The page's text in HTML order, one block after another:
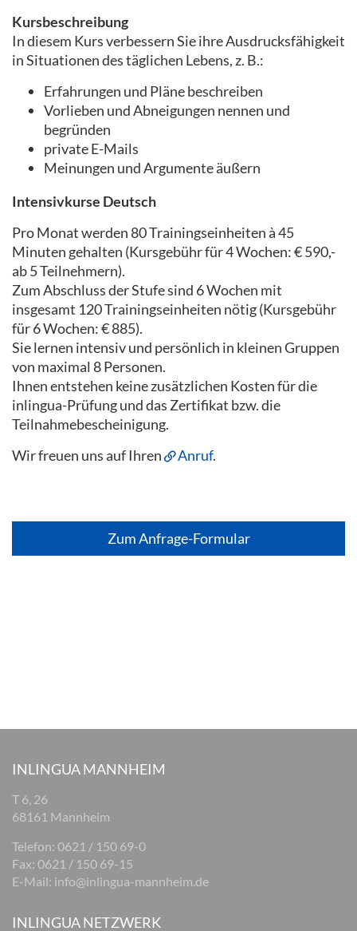
Kursbeschreibung
In diesem Kurs verbessern Sie ihre Ausdrucksfähigkeit
in Situationen des täglichen Lebens, z. B.:
Erfahrungen und Pläne beschreiben
Vorlieben und Abneigungen nennen und
begründen
private E-Mails
Meinungen und Argumente äußern
Intensivkurse Deutsch
Pro Monat werden 80 Trainingseinheiten à 45
Minuten gehalten (Kursgebühr für 4 Wochen: € 590,-
ab 5 Teilnehmern).
Zum Abschluss der Stufe sind 6 Wochen mit
insgesamt 120 Trainingseinheiten nötig (Kursgebühr
für 6 Wochen: € 885).
Sie lernen intensiv und persönlich in kleinen Gruppen
von maximal 8 Personen.
Ihnen entstehen keine zusätzlichen Kosten für die
inlingua-Prüfung und das Zertifikat bzw. die
Teilnahmebescheinigung.
Wir freuen uns auf Ihren
Anruf.
Zum Anfrage-Formular
INLINGUA MANNHEIM
T 6, 26
68161 Mannheim
Telefon: 0621 / 150 69-0
Fax: 0621 / 150 69-15
E-Mail: info@inlingua-mannheim.de
INLINGUA NETZWERK